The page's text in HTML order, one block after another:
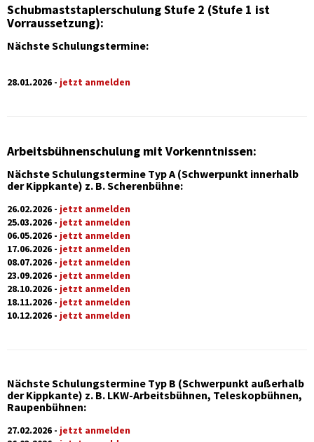
Schubmaststaplerschulung Stufe 2 (Stufe 1 ist
Vorraussetzung):
Nächste Schulungstermine:
28.01.2026 - jetzt anmelden
Arbeitsbühnenschulung mit Vorkenntnissen:
Nächste Schulungstermine Typ A (Schwerpunkt innerhalb
der Kippkante) z. B. Scherenbühne:
26.02.2026 - jetzt anmelden
25.03.2026 - jetzt anmelden
06.05.2026 - jetzt anmelden
17.06.2026 - jetzt anmelden
08.07.2026 - jetzt anmelden
23.09.2026 - jetzt anmelden
28.10.2026 - jetzt anmelden
18.11.2026 - jetzt anmelden
10.12.2026 - jetzt anmelden
Nächste Schulungstermine Typ B (Schwerpunkt außerhalb
der Kippkante) z. B. LKW-Arbeitsbühnen, Teleskopbühnen,
Raupenbühnen:
27.02.2026 - jetzt anmelden